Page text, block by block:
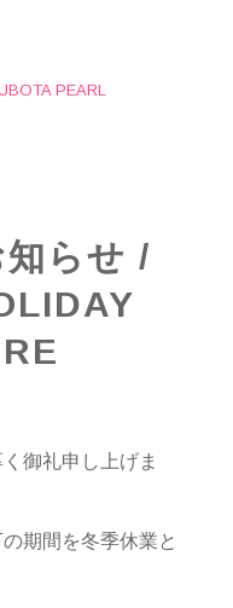
PEARL
らせ /
御礼申し上げま
期間を冬季休業と